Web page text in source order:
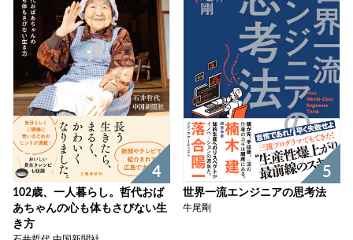
4
102歳、一人暮らし。哲代おば
あちゃんの心も体もさびない生
き方
5
世界一流エンジニアの思考法
牛尾剛